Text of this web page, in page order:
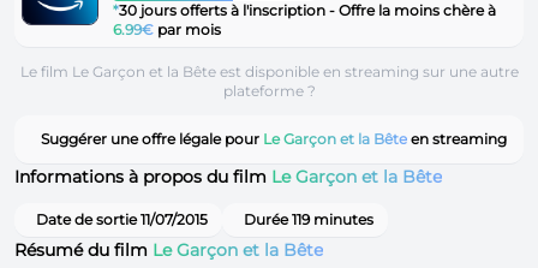
*30 jours offerts à l'inscription - Offre la moins chère à
6.99€ par mois
Le film Le Garçon et la Bête est disponible en streaming sur une autre
plateforme ?
Suggérer une offre légale pour Le Garçon et la Bête en streaming
Informations à propos du film Le Garçon et la Bête
Date de sortie 11/07/2015 Durée 119 minutes
Résumé du film Le Garçon et la Bête